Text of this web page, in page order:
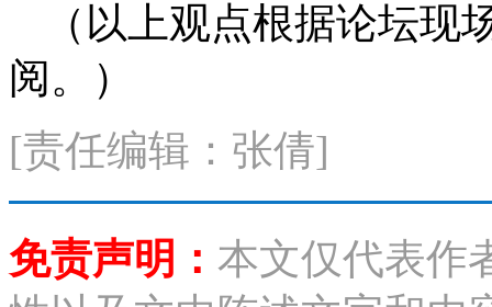
（以上观点根据论坛
阅。）
[责任编辑：张倩]
免责声明： 本文仅代表作